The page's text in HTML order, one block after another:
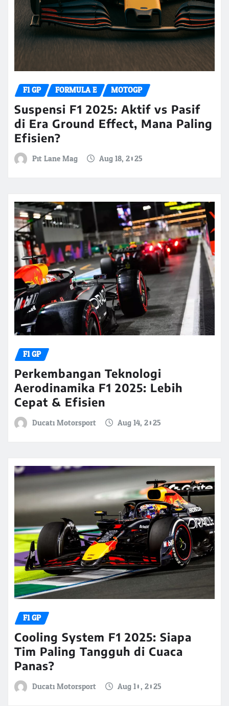
F1 GP FORMULA E MOTOGP
Suspensi F1 2025: Aktif vs Pasif
di Era Ground Effect, Mana Paling
Efisien?
Pit Lane Mag Aug 18, 2025
F1 GP
Perkembangan Teknologi
Aerodinamika F1 2025: Lebih
Cepat & Efisien
Ducati Motorsport Aug 14, 2025
F1 GP
Cooling System F1 2025: Siapa
Tim Paling Tangguh di Cuaca
Panas?
Ducati Motorsport Aug 10, 2025